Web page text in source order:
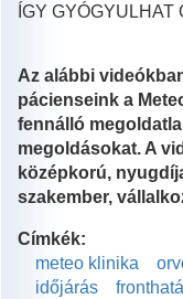
ÍGY GYÓGYULHAT
Az alábbi
pácienseink a
fennálló
megoldásokat. A
középkorú,
szakember,
Címkék:
meteo klinika
időjárás